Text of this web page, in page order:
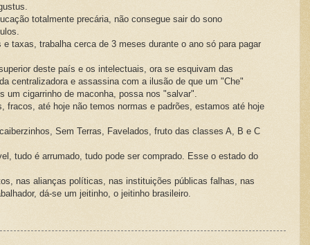
totalmente precária, não consegue sair do sono
taxas, trabalha cerca de 3 meses durante o ano só para pagar
deste país e os intelectuais, ora se esquivam das
centralizadora e assassina com a ilusão de que um "Che"
um cigarrinho de maconha, possa nos "salvar".
até hoje não temos normas e padrões, estamos até hoje
Sem Terras, Favelados, fruto das classes A, B e C
tudo é arrumado, tudo pode ser comprado. Esse o estado do
nas alianças políticas, nas instituições públicas falhas, nas
dá-se um jeitinho, o jeitinho brasileiro.